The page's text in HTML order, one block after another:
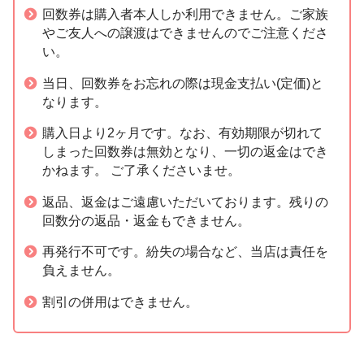
回数券は購入者本人しか利用できません。ご家族
やご友人への譲渡はできませんのでご注意くださ
い。
当日、回数券をお忘れの際は現金支払い(定価)と
なります。
購入日より2ヶ月 です。なお、有効期限が切れて
しまった回数券は無効となり、一切の返金はでき
かねます。 ご了承くださいませ。
返品、返金はご遠慮いただいております。残りの
回数分の返品・返金もできません。
再発行不可です。紛失の場合など、当店は責任を
負えません。
割引の併用はできません。